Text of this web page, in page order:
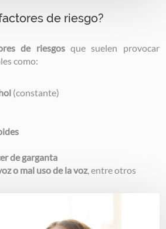
de riesgo?
de riesgosque suelen provocar
como:
(constante)
de garganta
o mal uso de la voz, entre otros